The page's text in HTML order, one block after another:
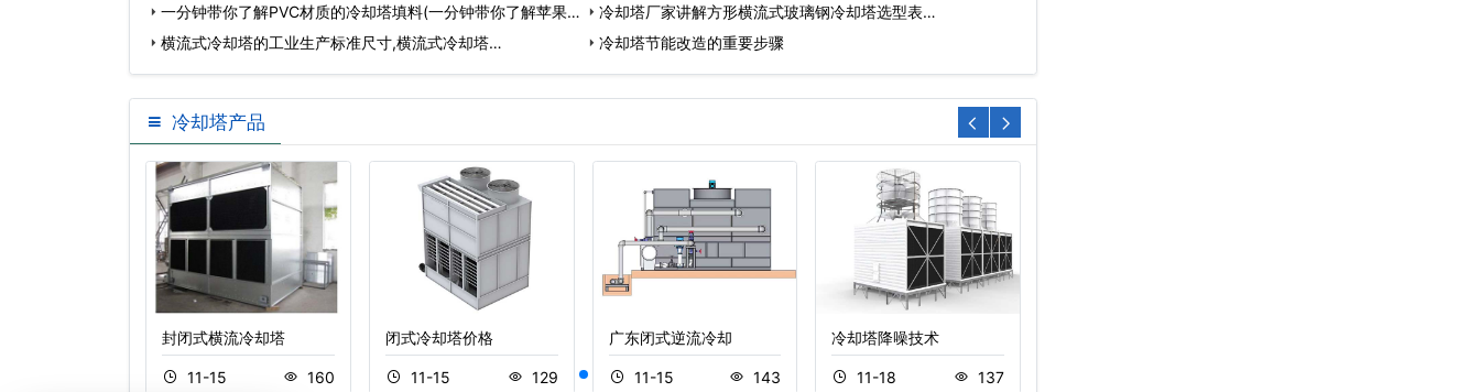
塔…
一分钟带你了解PVC材质的冷却塔填料(一分钟带你了解苹果
手…
冷却塔厂家讲解方形横流式玻璃钢冷却塔选型表…
横流式冷却塔的工业生产标准尺寸,横流式冷却塔…
冷却塔节能改造的重要步骤
冷却塔产品
封闭式横流冷却塔
11-15 160
闭式冷却塔价格
11-15 129
广东闭式逆流冷却
11-15 143
冷却塔降噪技术
11-18 137